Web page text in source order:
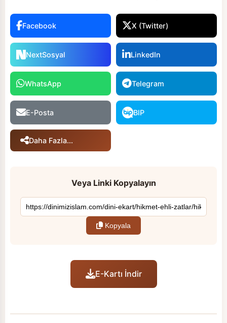
Facebook X (Twitter)
NextSosyal LinkedIn
WhatsApp Telegram
E-Posta BIP
Daha Fazla...
Veya Linki Kopyalayın
Kopyala
E-Kartı İndir